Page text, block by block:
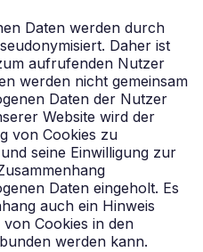
Daten werden durch
Daher ist
aufrufenden Nutzer
werden nicht gemeinsam
Daten der Nutzer
Website wird der
von Cookies zu
seine Einwilligung zur
Daten eingeholt. Es
auch ein Hinweis
Cookies in den
werden kann.